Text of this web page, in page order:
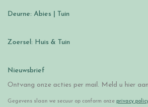
Deurne: Abies | Tuin
Zoersel: Huis & Tuin
Nieuwsbrief
Ontvang onze acties per mail. Meld u hier
Gegevens slaan we secuur op conform onze privacy